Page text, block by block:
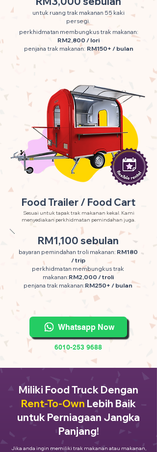
untuk ruang trak makanan 55 kaki
persegi.
perkhidmatan membungkus trak makanan:
RM2,800 / lori
penjana trak makanan: RM150+ / bulan
Food Trailer / Food Cart
Sesuai untuk tapak trak makanan kekal. Kami
menyediakan perkhidmatan pemindahan juga.
RM1,100 sebulan
bayaran pemindahan troli makanan: RM180
/ trip
perkhidmatan membungkus trak
makanan:RM2,000 / troli
penjana trak makanan:RM250+ / bulan
Whatsapp Now
6010-253 9688
Miliki Food Truck Dengan
Rent-To-Own Lebih Baik
untuk Perniagaan Jangka
Panjang!
Jika anda ingin memiliki trak makanan atau makanan,